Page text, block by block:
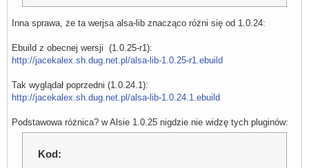
Inna sprawa, że ta werjsa alsa-lib znacząco różni się od 1.0.24:
Ebuild z obecnej wersji (1.0.25-r1):
http://jacekalex.sh.dug.net.pl/alsa-lib-1.0.25-r1.ebuild
Tak wyglądał poprzedni (1.0.24.1):
http://jacekalex.sh.dug.net.pl/alsa-lib-1.0.24.1.ebuild
Podstawowa różnica? w Alsie 1.0.25 nigdzie nie widzę tych pluginów:
Kod: